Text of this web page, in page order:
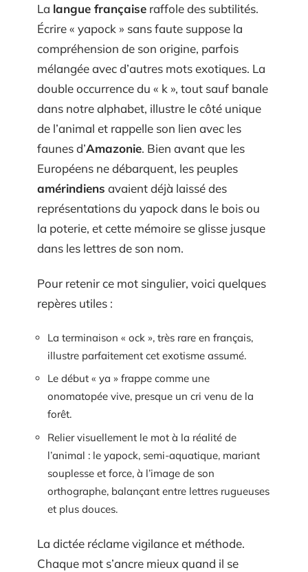
La langue française raffole des subtilités.
Écrire « yapock » sans faute suppose la
compréhension de son origine, parfois
mélangée avec d’autres mots exotiques. La
double occurrence du « k », tout sauf banale
dans notre alphabet, illustre le côté unique
de l’animal et rappelle son lien avec les
faunes d’Amazonie. Bien avant que les
Européens ne débarquent, les peuples
amérindiens avaient déjà laissé des
représentations du yapock dans le bois ou
la poterie, et cette mémoire se glisse jusque
dans les lettres de son nom.
Pour retenir ce mot singulier, voici quelques
repères utiles :
La terminaison « ock », très rare en français,
illustre parfaitement cet exotisme assumé.
Le début « ya » frappe comme une
onomatopée vive, presque un cri venu de la
forêt.
Relier visuellement le mot à la réalité de
l’animal : le yapock, semi-aquatique, mariant
souplesse et force, à l’image de son
orthographe, balançant entre lettres rugueuses
et plus douces.
La dictée réclame vigilance et méthode.
Chaque mot s’ancre mieux quand il se